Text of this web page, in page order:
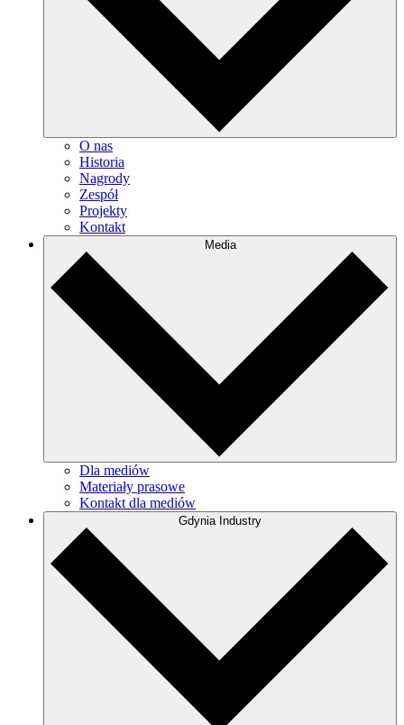
O nas
Historia
Nagrody
Zespół
Projekty
Kontakt
Media
Dla mediów
Materiały prasowe
Kontakt dla mediów
Gdynia Industry